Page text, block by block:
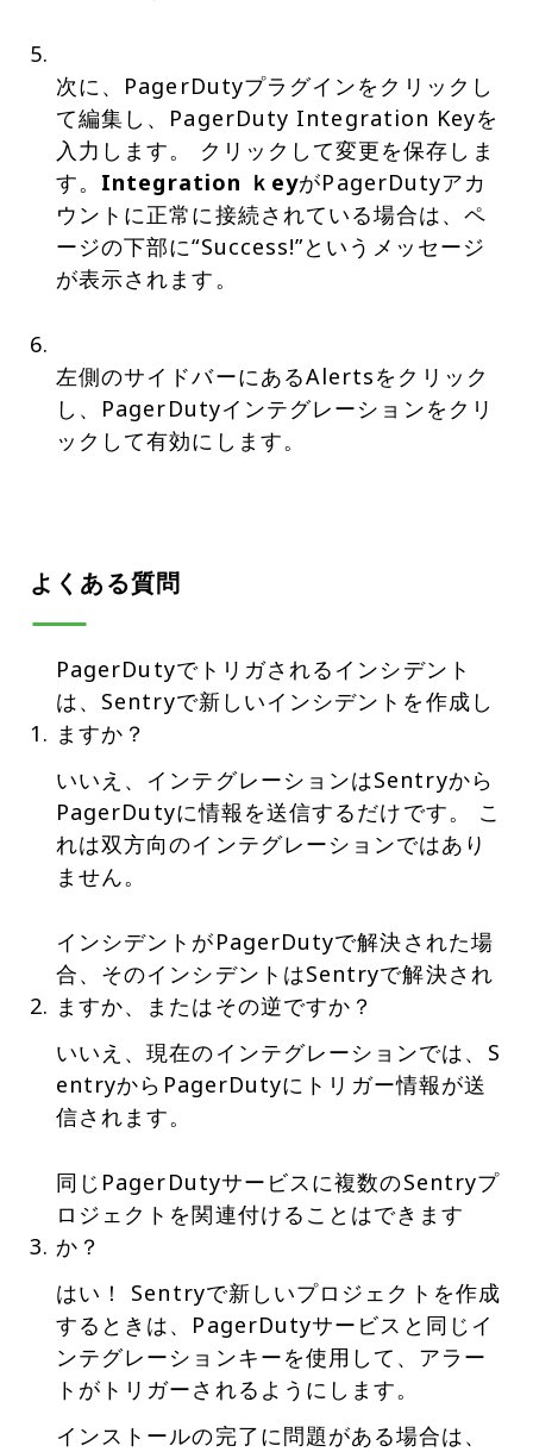
次に、PagerDutyプラグインをクリックし
て編集し、PagerDuty Integration Keyを
入力します。 クリックして変更を保存しま
す。 Integration ｋeyがPagerDutyアカ
ウントに正常に接続されている場合は、ペ
ージの下部に“Success!”というメッセージ
が表示されます。
左側のサイドバーにあるAlertsをクリック
し、PagerDutyインテグレーションをクリ
ックして有効にします。
よくある質問
PagerDutyでトリガされるインシデント
は、Sentryで新しいインシデントを作成し
ますか？
いいえ、インテグレーションはSentryから
PagerDutyに情報を送信するだけです。 こ
れは双方向のインテグレーションではあり
ません。
インシデントがPagerDutyで解決された場
合、そのインシデントはSentryで解決され
ますか、またはその逆ですか？
いいえ、現在のインテグレーションでは、S
entryからPagerDutyにトリガー情報が送
信されます。
同じPagerDutyサービスに複数のSentryプ
ロジェクトを関連付けることはできます
か？
はい！ Sentryで新しいプロジェクトを作成
するときは、PagerDutyサービスと同じイ
ンテグレーションキーを使用して、アラー
トがトリガーされるようにします。
インストールの完了に問題がある場合は、